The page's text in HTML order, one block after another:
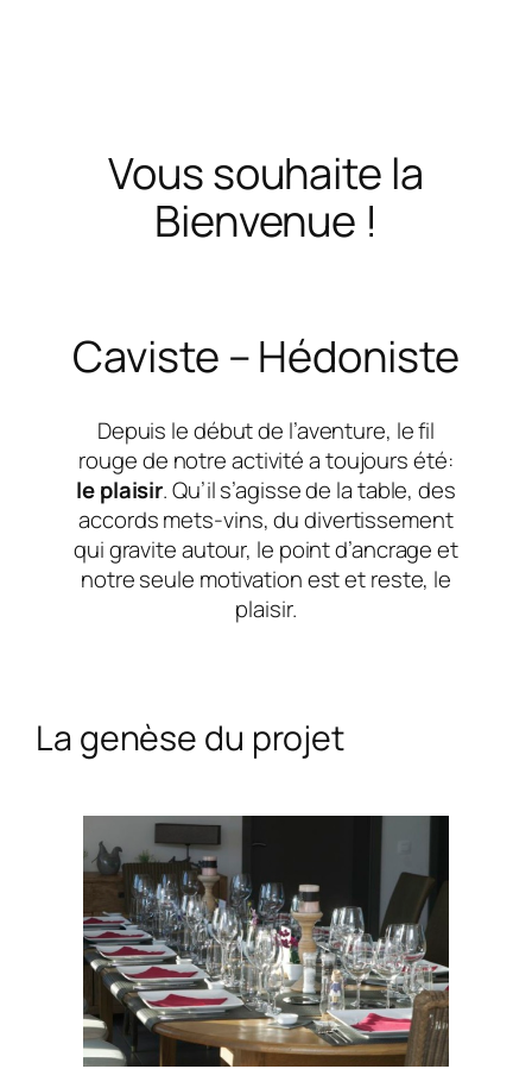
Vous souhaite la
Bienvenue !
Caviste – Hédoniste
Depuis le début de l’aventure, le fil
rouge de notre activité a toujours été:
le plaisir. Qu’il s’agisse de la table, des
accords mets-vins, du divertissement
qui gravite autour, le point d’ancrage et
notre seule motivation est et reste, le
plaisir.
La genèse du projet